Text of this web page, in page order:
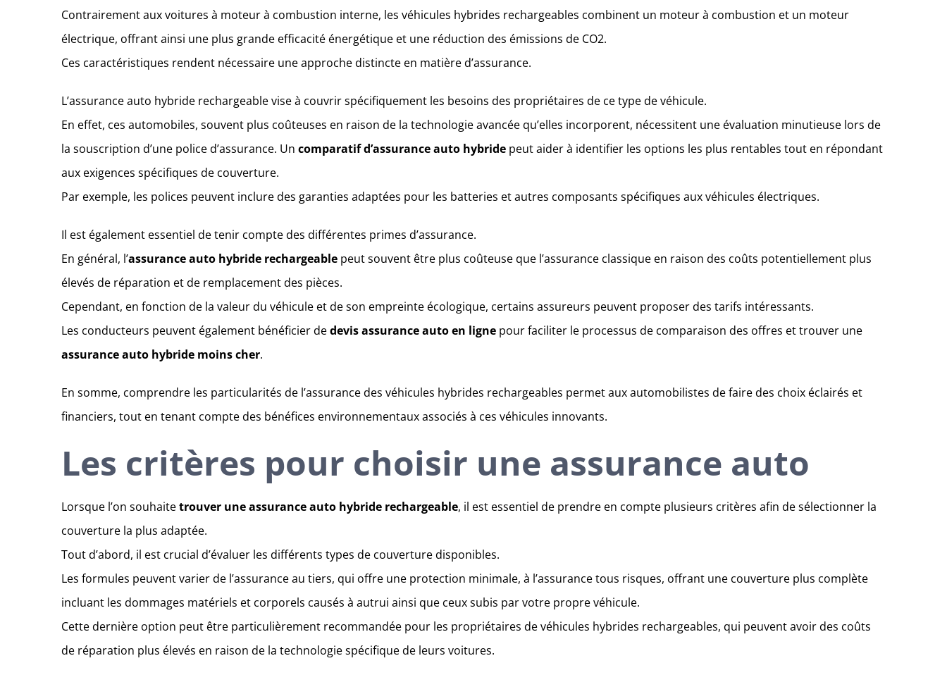
Contrairement aux voitures à moteur à combustion interne, les véhicules hybrides rechargeables combinent un moteur à combustion et un moteur
électrique, offrant ainsi une plus grande efficacité énergétique et une réduction des émissions de CO2.
Ces caractéristiques rendent nécessaire une approche distincte en matière d’assurance.
L’assurance auto hybride rechargeable vise à couvrir spécifiquement les besoins des propriétaires de ce type de véhicule.
En effet, ces automobiles, souvent plus coûteuses en raison de la technologie avancée qu’elles incorporent, nécessitent une évaluation minutieuse lors de
la souscription d’une police d’assurance. Un comparatif d’assurance auto hybride peut aider à identifier les options les plus rentables tout en répondant
aux exigences spécifiques de couverture.
Par exemple, les polices peuvent inclure des garanties adaptées pour les batteries et autres composants spécifiques aux véhicules électriques.
Il est également essentiel de tenir compte des différentes primes d’assurance.
En général, l’assurance auto hybride rechargeable peut souvent être plus coûteuse que l’assurance classique en raison des coûts potentiellement plus
élevés de réparation et de remplacement des pièces.
Cependant, en fonction de la valeur du véhicule et de son empreinte écologique, certains assureurs peuvent proposer des tarifs intéressants.
Les conducteurs peuvent également bénéficier dedevis assurance auto en ligne pour faciliter le processus de comparaison des offres et trouver une
assurance auto hybride moins cher.
En somme, comprendre les particularités de l’assurance des véhicules hybrides rechargeables permet aux automobilistes de faire des choix éclairés et
financiers, tout en tenant compte des bénéfices environnementaux associés à ces véhicules innovants.
Les critères pour choisir une assurance auto
Lorsque l’on souhaitetrouver une assurance auto hybride rechargeable, il est essentiel de prendre en compte plusieurs critères afin de sélectionner la
couverture la plus adaptée.
Tout d’abord, il est crucial d’évaluer les différents types de couverture disponibles.
Les formules peuvent varier de l’assurance au tiers, qui offre une protection minimale, à l’assurance tous risques, offrant une couverture plus complète
incluant les dommages matériels et corporels causés à autrui ainsi que ceux subis par votre propre véhicule.
Cette dernière option peut être particulièrement recommandée pour les propriétaires de véhicules hybrides rechargeables, qui peuvent avoir des coûts
de réparation plus élevés en raison de la technologie spécifique de leurs voitures.